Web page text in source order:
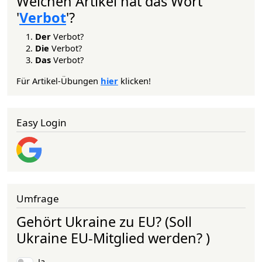
'Verbot'?
Der Verbot?
Die Verbot?
Das Verbot?
Für Artikel-Übungen hier klicken!
Easy Login
Umfrage
Gehört Ukraine zu EU? (Soll
Ukraine EU-Mitglied werden? )